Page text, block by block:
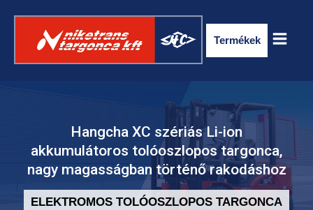
Termékek
Hangcha XC szériás Li-ion
akkumulátoros tolóoszlopos targonca,
nagy magasságban történő rakodáshoz
ELEKTROMOS TOLÓOSZLOPOS TARGONCA